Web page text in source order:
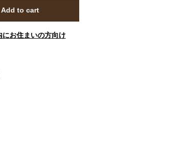
Add to cart
にお住まいの方向け